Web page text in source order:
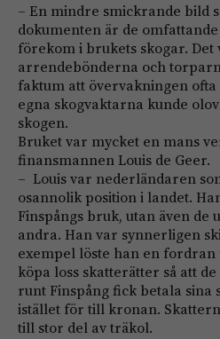
– En mindre smickrande bild
dokumenten är de
förekom i brukets skogar. Det
arrendebönderna och
faktum att övervakningen
egna skogvaktarna kunde
skogen.
Bruket var mycket en mans
finansmannen Louis de Geer.
– Louis var nederländaren
osannolik position i landet.
Finspångs bruk, utan även de
andra. Han var syn­nerligen
exempel löste han en fordran
köpa loss skatterätter så att
runt Finspång fick betala sina
istället för till kronan.
till stor del av träkol.